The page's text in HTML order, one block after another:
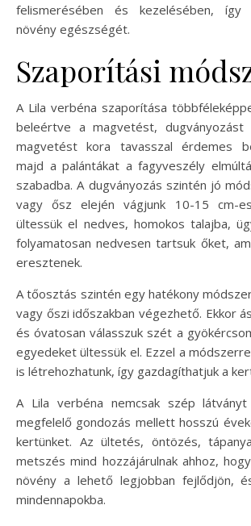
felismerésében és kezelésében, így
növény egészségét.
Szaporítási
A Lila verbéna szaporítása
beleértve a magvetést,
magvetést kora tavasszal érdemes
majd a palántákat a fagyveszély
szabadba. A dugványozás szintén jó
vagy ősz elején vágjunk 10-15 cm-
ültessük el nedves, homokos talajba,
folyamatosan nedvesen tartsuk őket,
eresztenek.
A tőosztás szintén egy hatékony
vagy őszi időszakban végezhető. Ekkor
és óvatosan válasszuk szét a
egyedeket ültessük el. Ezzel a
is létrehozhatunk, így gazdagíthatjuk a
A Lila verbéna nemcsak szép
megfelelő gondozás mellett hosszú
kertünket. Az ültetés, öntözés,
metszés mind hozzájárulnak ahhoz,
növény a lehető legjobban fejlődjön,
mindennapokba.